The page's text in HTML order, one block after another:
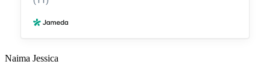
Naima Jessica